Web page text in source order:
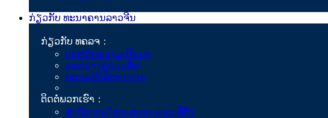
ກ່ຽວກັບ ທະນາຄານລາວຈີນ
ກ່ຽວກັບ ທຄລຈ：
ປະຫວັດຄວາມເປັນມາ
ລະຫວ່າງຄູ່ຮ່ວມທືນ
ຄະນະຜູ້ບໍລິຫານງານ
ຕິດຕໍ່ພວກເຮົາ：
ສຳນັກງານໃຫຍ່,ສາຂາ ແລະ ທີ່ຕັ້ງ